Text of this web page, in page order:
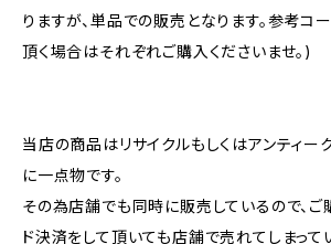
りますが、単品での販売となります。参考コ
頂く場合はそれぞれご購入くださいませ。)
当店の商品はリサイクルもしくはアンティー
に一点物です。
その為店舗でも同時に販売しているので、
ド決済をして頂いても店舗で売れてしまって